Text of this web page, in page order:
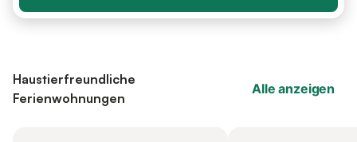
Haustierfreundliche
Ferienwohnungen
Alle anzeigen